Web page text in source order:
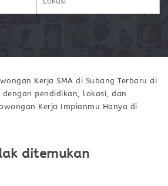
Kerja SMA di Subang Terbaru di
dengan pendidikan, lokasi, dan
Kerja Impianmu Hanya di
ditemukan